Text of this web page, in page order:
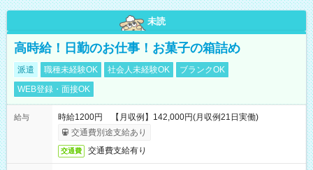
未読
高時給！日勤のお仕事！お菓子の箱詰め
派遣 職種未経験OK 社会人未経験OK
ブランクOK
WEB登録・面接OK
給与
時給1200円 【月収例】142,000円(月収例21日実働)
交通費別途支給あり
交通費 交通費支給有り